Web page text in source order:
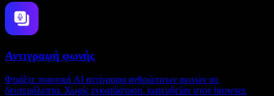
Αντιγραφή φωνής
Φτιάξτε ποιοτικά AI αντίγραφα ανθρώπινων φωνών σε
δευτερόλεπτα. Χωρίς εγκατάσταση, κατευθείαν στον browser.